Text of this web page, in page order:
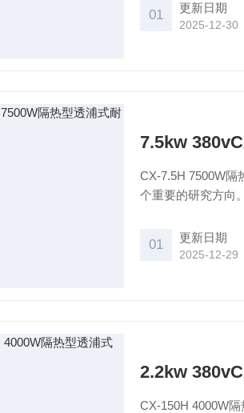
01 更新日期
2025-12-30
7.5kw
CX-7.5H 7500W隔
个重要的研究方向
式风机研发的重要
01 更新日期
2025-12-29
2.2kw
CX-150H 4000W